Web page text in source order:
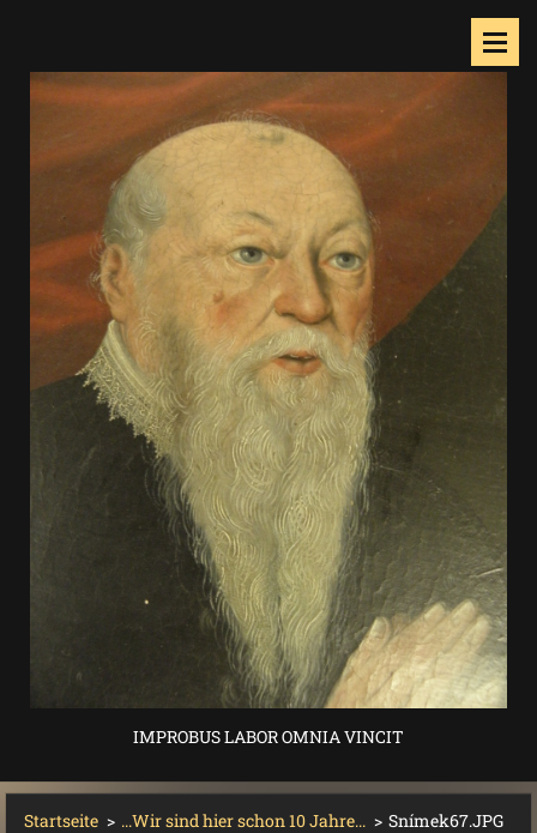
IMPROBUS LABOR OMNIA VINCIT
Startseite > ...Wir sind hier schon 10 Jahre... > Snímek67.JPG